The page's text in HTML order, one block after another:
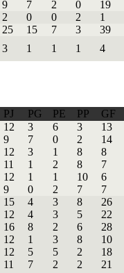
9 7 2 0
19
2 0 0 2
1
25 15 7 3
39
3 1 1 1 4
PJ PG PE PP
GF
12 3 6 3
13
9 7 0 2
14
12 3 1 8
8
11 1 2 8
7
12 1 1 10
6
9 0 2 7
7
15 4 3 8
26
12 4 3 5
22
16 8 2 6
28
12 1 3 8
10
12 5 5 2
18
11 7 2 2
21